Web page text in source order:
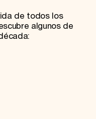
de todos los
algunos de